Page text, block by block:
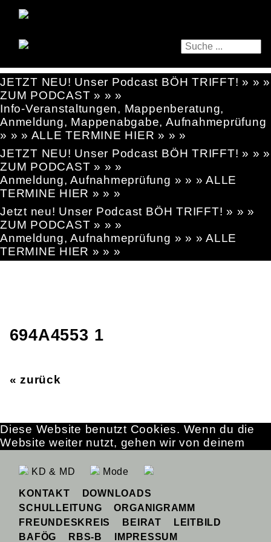
JETZT NEU! Unser Podcast BÖH TRIFFT! » » »
ZUM PODCAST » » »
Info-Veranstaltungen, Mappenberatung,
Anmeldung, Mappenabgabe, Aufnahmeprüfung
» » » ALLE TERMINE HIER » » »
JETZT NEU! Unser Podcast BÖH TRIFFT! » » »
ZUM PODCAST » » »
Anmeldung, Aufnahmeprüfung » » » ALLE
TERMINE HIER » » »
Jetzt neu! Unser Podcast BÖH TRIFFT! » » »
ZUM PODCAST » » »
Anmeldung, Aufnahmeprüfung » » » ALLE
TERMINE HIER » » »
694A4553 1
« zurück
KD & MD Mode
KONTAKT
DOWNLOADS
SCHULLEITUNG
ORGANIGRAMM
FREUNDESKREIS
BEIRAT
LEITBILD
BAFÖG
RBS-B IMPRESSUM
Diese Website benutzt Cookies. Wenn du die
Website weiter nutzt, gehen wir von deinem